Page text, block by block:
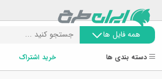
همه فایل ها
دسته بندی ها خرید اشتراک